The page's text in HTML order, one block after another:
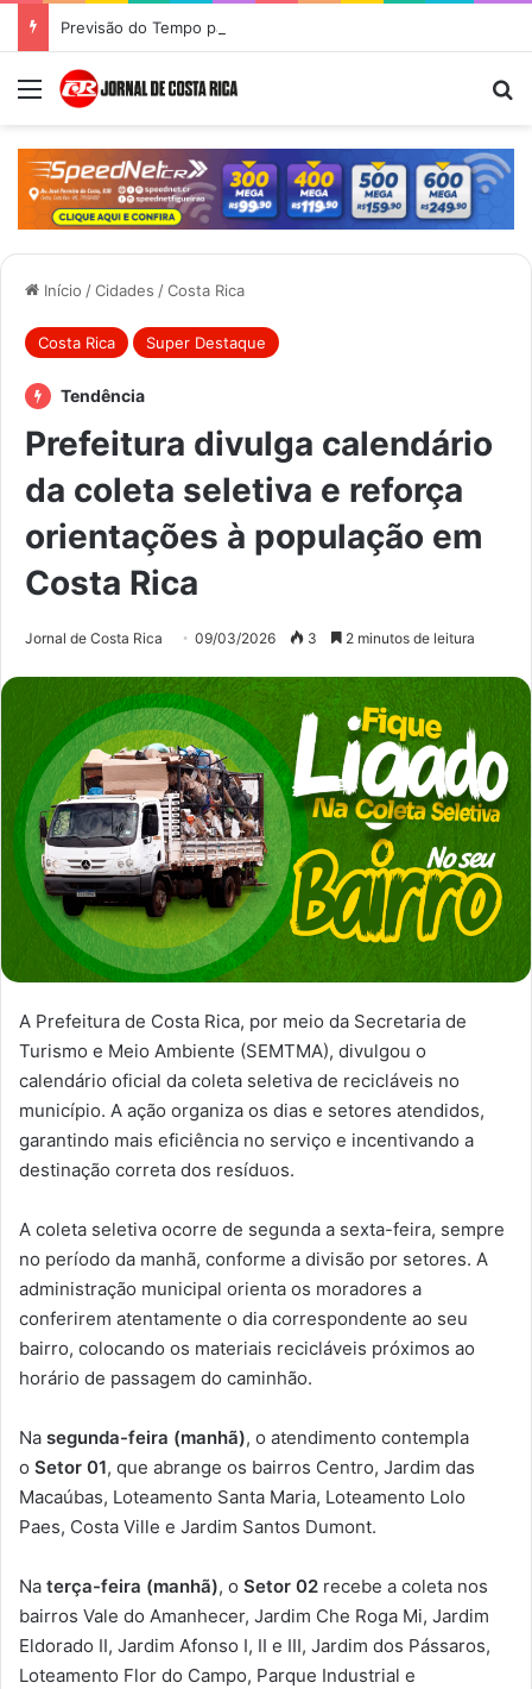
Previsão do Tempo para Costa Rica nesta quinta-feira (6)
Menu
Início /Cidades /Costa Rica
Costa Rica Super Destaque
Tendência
Prefeitura divulga calendário
da coleta seletiva e reforça
orientações à população em
Costa Rica
Jornal de Costa Rica 09/03/2026 3 2 minutos de leitura
A Prefeitura de Costa Rica, por meio da Secretaria de
Turismo e Meio Ambiente (SEMTMA), divulgou o
calendário oficial da coleta seletiva de recicláveis no
município. A ação organiza os dias e setores atendidos,
garantindo mais eficiência no serviço e incentivando a
destinação correta dos resíduos.
A coleta seletiva ocorre de segunda a sexta-feira, sempre
no período da manhã, conforme a divisão por setores. A
administração municipal orienta os moradores a
conferirem atentamente o dia correspondente ao seu
bairro, colocando os materiais recicláveis próximos ao
horário de passagem do caminhão.
Na segunda-feira (manhã), o atendimento contempla
o Setor 01, que abrange os bairros Centro, Jardim das
Macaúbas, Loteamento Santa Maria, Loteamento Lolo
Paes, Costa Ville e Jardim Santos Dumont.
Na terça-feira (manhã), o Setor 02 recebe a coleta nos
bairros Vale do Amanhecer, Jardim Che Roga Mi, Jardim
Eldorado II, Jardim Afonso I, II e III, Jardim dos Pássaros,
Loteamento Flor do Campo, Parque Industrial e